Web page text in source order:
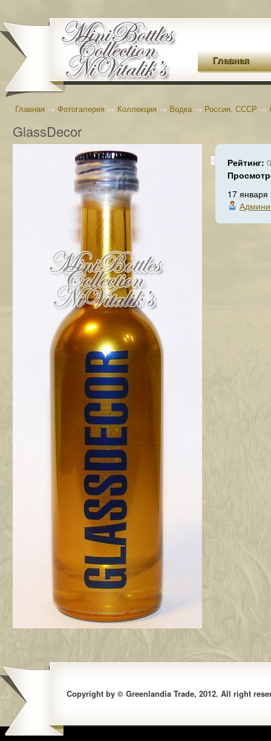
Главная
Главная → Фотогалерея → Коллекция → Водка→ Россия, СССР →
GlassDecor
Рейтинг: 0
17 января
Copyright by © Greenlandia Trade, 2012. All right